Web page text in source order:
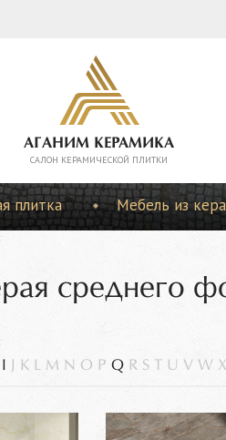
АГАНИМ КЕРАМИКА
CАЛОН КЕРАМИЧЕСКОЙ ПЛИТКИ
плитка Мебель из
среднего
I K L M N O P Q R S U V W X